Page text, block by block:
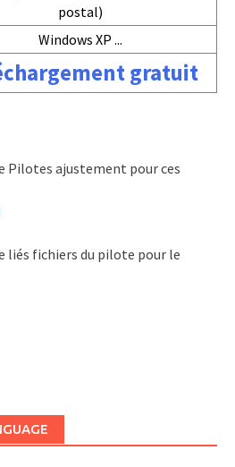
postal)
Windows XP ...
gratuit
Pilotes ajustement pour ces
liés fichiers du pilote pour le